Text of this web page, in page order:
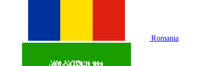
Romania